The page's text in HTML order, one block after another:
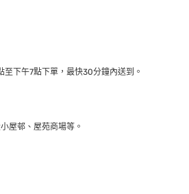
下午7點下單，最快30分鐘內送到​。
屋邨、屋苑商場等。